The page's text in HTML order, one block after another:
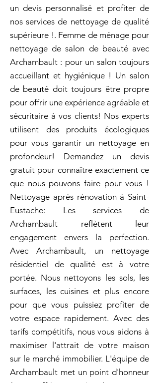
un devis personnalisé et profiter de
nos services de nettoyage de qualité
supérieure !. Femme de ménage pour
nettoyage de salon de beauté avec
Archambault : pour un salon toujours
accueillant et hygiénique ! Un salon
de beauté doit toujours être propre
pour offrir une expérience agréable et
sécuritaire à vos clients! Nos experts
utilisent des produits écologiques
pour vous garantir un nettoyage en
profondeur! Demandez un devis
gratuit pour connaître exactement ce
que nous pouvons faire pour vous !
Nettoyage aprés rénovation à Saint-
Eustache: Les services de
Archambault reflètent leur
engagement envers la perfection.
Avec Archambault, un nettoyage
résidentiel de qualité est à votre
portée. Nous nettoyons les sols, les
surfaces, les cuisines et plus encore
pour que vous puissiez profiter de
votre espace rapidement. Avec des
tarifs compétitifs, nous vous aidons à
maximiser l'attrait de votre maison
sur le marché immobilier. L'équipe de
Archambault met un point d'honneur